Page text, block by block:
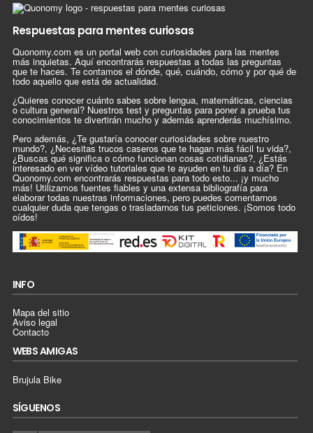
Respuestas para mentes curiosas
Quonomy.com es un portal web con curiosidades para las mentes
más inquietas. Aquí encontrarás respuestas a todas las preguntas
que te haces. Te contamos el dónde, qué, cuándo, cómo y por qué de
todo aquello que está de actualidad.
¿Quieres conocer cuánto sabes sobre lengua, matemáticas, ciencias
o cultura general? Nuestros test y preguntas para poner a prueba tus
conocimientos te divertirán mucho y además aprenderás muchísimo.
Pero además, ¿Te gustaría conocer curiosidades sobre nuestro
mundo?, ¿Necesitas trucos caseros que te hagan más fácil tu vida?,
¿Buscas qué significa o cómo funcionan cosas cotidianas?, ¿Estás
interesado en ver vídeo tutoriales que te ayuden en tu día a día? En
Quonomy.com encontrarás respuestas para todo esto... ¡y mucho
más! Utilizamos fuentes fiables y una extensa bibliografía para
elaborar todas nuestras informaciones, pero puedes comentarnos
cualquier duda que tengas o trasladarnos tus peticiones. ¡Somos todo
oídos!
INFO
Mapa del sitio
Aviso legal
Contacto
WEBS AMIGAS
Brujula Bike
SÍGUENOS